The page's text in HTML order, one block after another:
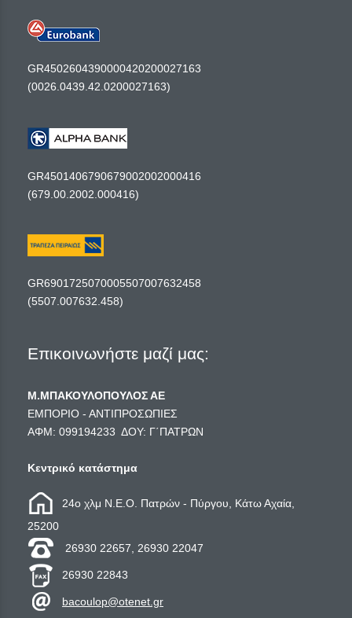
GR4502604390000420200027163
(0026.0439.42.0200027163)
GR4501406790679002002000416
(679.00.2002.000416)
GR6901725070005507007632458
(5507.007632.458)
Επικοινωνήστε μαζί μας:
Μ.ΜΠΑΚΟΥΛΟΠΟΥΛΟΣ ΑΕ
ΕΜΠΟΡΙΟ - ΑΝΤΙΠΡΟΣΩΠΙΕΣ
ΑΦΜ: 099194233 ΔΟΥ: Γ΄ΠΑΤΡΩΝ
Κεντρικό κατάστημα
24ο χλμ Ν.Ε.Ο. Πατρών - Πύργου, Κάτω Αχαία,
25200
26930 22657, 26930 22047
26930 22843
bacoulop@otenet.gr